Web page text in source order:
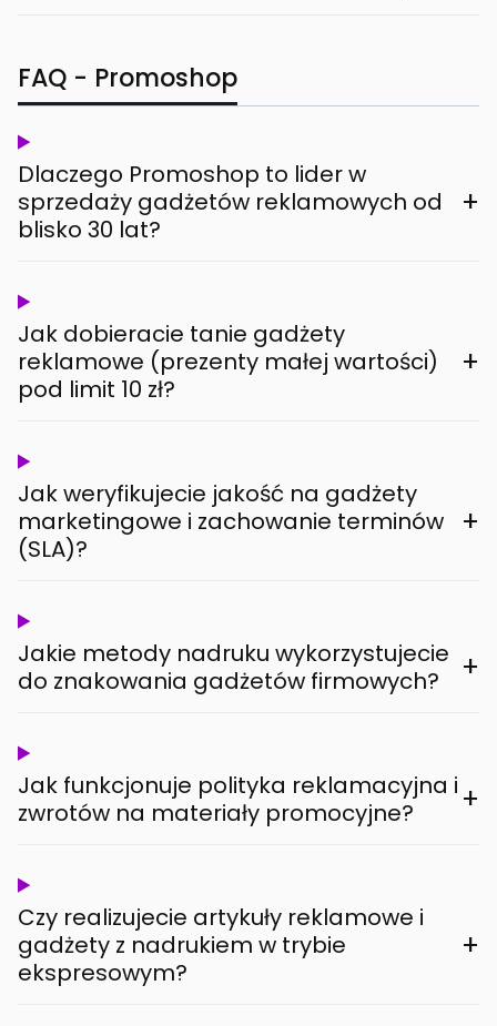
FAQ - Promoshop
Dlaczego Promoshop to lider w
sprzedaży gadżetów reklamowych od
blisko 30 lat?
+
Jak dobieracie tanie gadżety
reklamowe (prezenty małej wartości)
pod limit 10 zł?
+
Jak weryfikujecie jakość na gadżety
marketingowe i zachowanie terminów
(SLA)?
+
Jakie metody nadruku wykorzystujecie
do znakowania gadżetów firmowych?
+
Jak funkcjonuje polityka reklamacyjna i
zwrotów na materiały promocyjne?
+
Czy realizujecie artykuły reklamowe i
gadżety z nadrukiem w trybie
ekspresowym?
+